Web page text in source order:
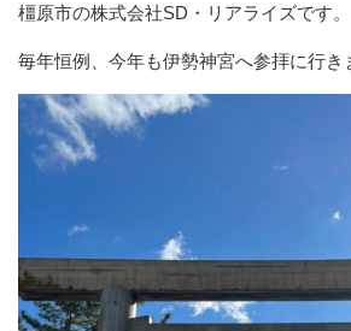
橿原市の株式会社SD・リアライズです。
毎年恒例、今年も伊勢神宮へ参拝に行き